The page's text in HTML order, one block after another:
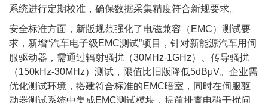
系统进行定期校准，确保数据采集精度符合新规要求。
安全标准方面，新版规范强化了电磁兼容（EMC）测试要
求，新增“汽车电子级EMC测试”项目，针对新能源汽车用伺
服驱动器，需通过辐射骚扰（30MHz-1GHz）、传导骚扰
（150kHz-30MHz）测试，限值比旧版降低5dBμV。企业需
优化测试环境，搭建符合标准的EMC暗室，同时在伺服驱
动器测试系统中集成EMC测试模块，提前排查电磁干扰问